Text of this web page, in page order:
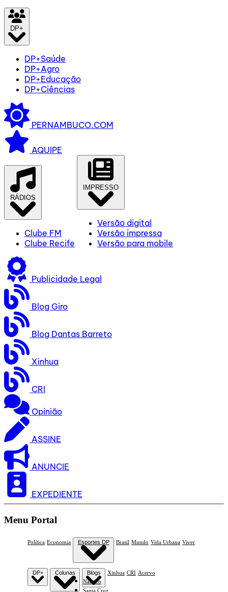
DP+
DP+Saúde
DP+Agro
DP+Educação
DP+Ciências
PERNAMBUCO.COM
AQUIPE
RÁDIOS
Clube FM
Clube Recife
IMPRESSO
Versão digital
Versão impressa
Versão para mobile
Publicidade Legal
Blog Giro
Blog Dantas Barreto
Xinhua
CRI
Opinião
ASSINE
ANUNCIE
EXPEDIENTE
Menu Portal
Política Economia Esportes DP
Náutico
Santa Cruz
Brasil Mundo Vida Urbana Viver
DP+ Colunas Blogs Xinhua CRI Acervo